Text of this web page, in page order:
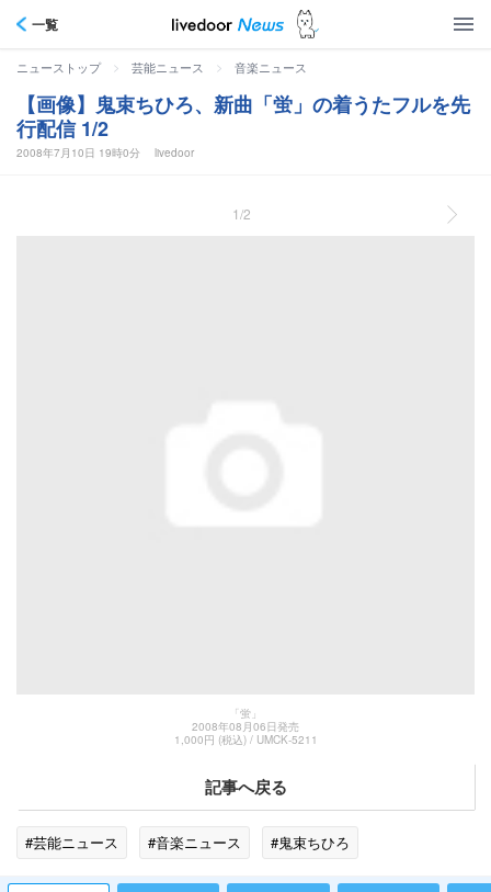
一覧
ニューストップ > 芸能ニュース > 音楽ニュース
【画像】鬼束ちひろ、新曲「蛍」の着うたフルを先
行配信 1/2
2008年7月10日 19時0分 livedoor
1/2
「蛍」
2008年08月06日発売
1,000円 (税込) / UMCK-5211
記事へ戻る
#芸能ニュース #音楽ニュース #鬼束ちひろ